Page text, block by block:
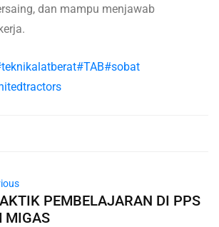
dan mampu menjawab
#TAB#sobat
PEMBELAJARAN DI PPS
MIGAS